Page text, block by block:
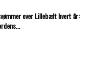
over Lillebælt hvert år: